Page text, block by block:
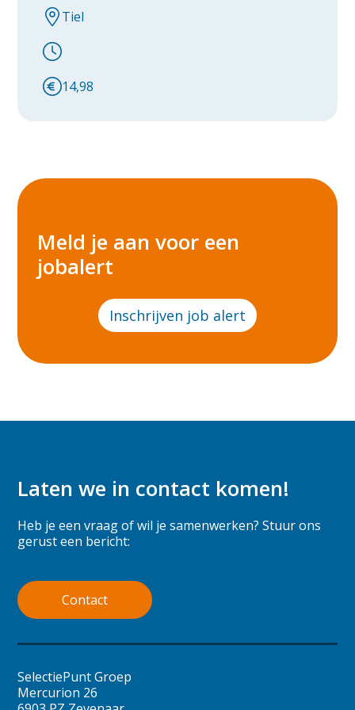
Tiel
14,98
Meld je aan voor een
jobalert
Inschrijven job alert
Laten we in contact komen!
Heb je een vraag of wil je samenwerken? Stuur ons
gerust een bericht:
Contact
SelectiePunt Groep
Mercurion 26